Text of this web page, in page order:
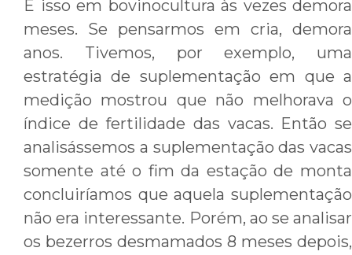
E isso em bovinocultura às vezes demora
meses. Se pensarmos em cria, demora
anos. Tivemos, por exemplo, uma
estratégia de suplementação em que a
medição mostrou que não melhorava o
índice de fertilidade das vacas. Então se
analisássemos a suplementação das vacas
somente até o fim da estação de monta
concluiríamos que aquela suplementação
não era interessante. Porém, ao se analisar
os bezerros desmamados 8 meses depois,